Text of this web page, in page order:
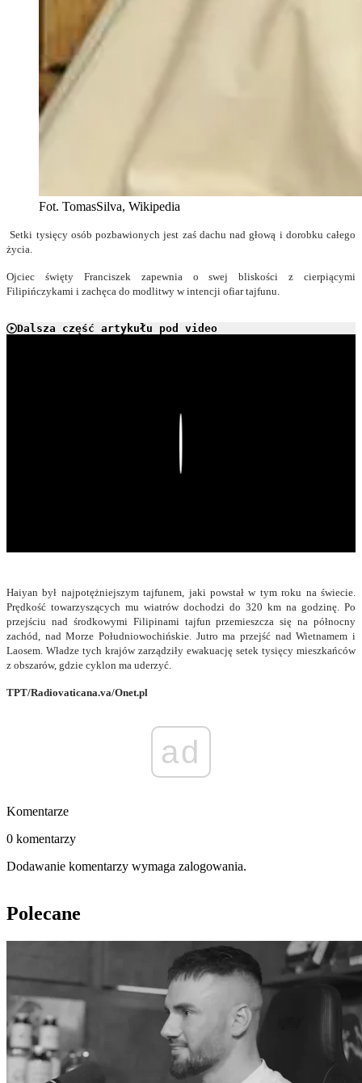
Fot. TomasSilva, Wikipedia
Setki tysięcy osób pozbawionych jest zaś dachu nad głową i dorobku całego
życia.
Ojciec święty Franciszek zapewnia o swej bliskości z cierpiącymi
Filipińczykami i zachęca do modlitwy w intencji ofiar tajfunu.
Dalsza część artykułu pod video
Haiyan był najpotężniejszym tajfunem, jaki powstał w tym roku na świecie.
Prędkość towarzyszących mu wiatrów dochodzi do 320 km na godzinę. Po
przejściu nad środkowymi Filipinami tajfun przemieszcza się na północny
zachód, nad Morze Południowochińskie. Jutro ma przejść nad Wietnamem i
Laosem. Władze tych krajów zarządziły ewakuację setek tysięcy mieszkańców
z obszarów, gdzie cyklon ma uderzyć.
TPT/Radiovaticana.va/Onet.pl
ad
Komentarze
0 komentarzy
Dodawanie komentarzy wymaga zalogowania.
Polecane